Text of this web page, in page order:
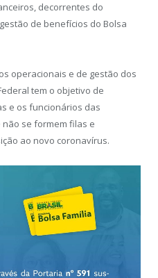
decorrentes do
de benefícios do Bolsa
operacionais e de gestão dos
tem o objetivo de
e os funcionários das
se formem filas e
ao novo coronavírus.